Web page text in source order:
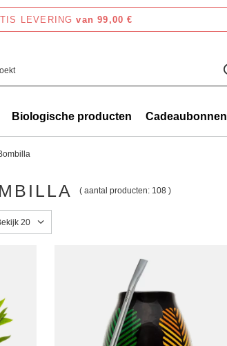
LEVERING van 99,00 €
Biologische producten Cadeaubonnen
( aantal producten: 108 )
aantal weergegeven producten wijzigen
20